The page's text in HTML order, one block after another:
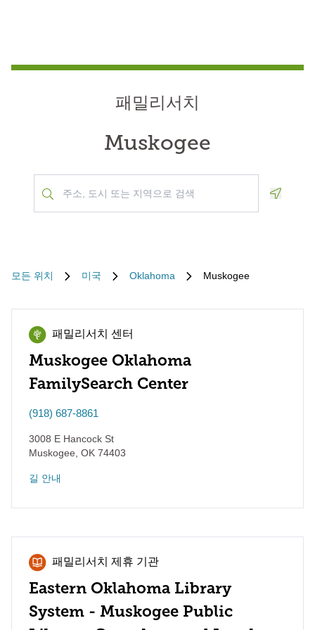
패밀리서치
Muskogee
모든 위치 미국 Oklahoma Muskogee
패밀리서치 센터
Muskogee Oklahoma
FamilySearch Center
(918) 687-8861
3008 E Hancock St
Muskogee OK 74403
길 안내
패밀리서치 제휴 기관
Eastern Oklahoma Library
System - Muskogee Public